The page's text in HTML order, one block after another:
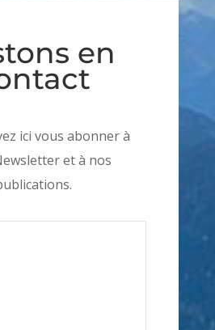
en
ici vous abonner à
et à nos